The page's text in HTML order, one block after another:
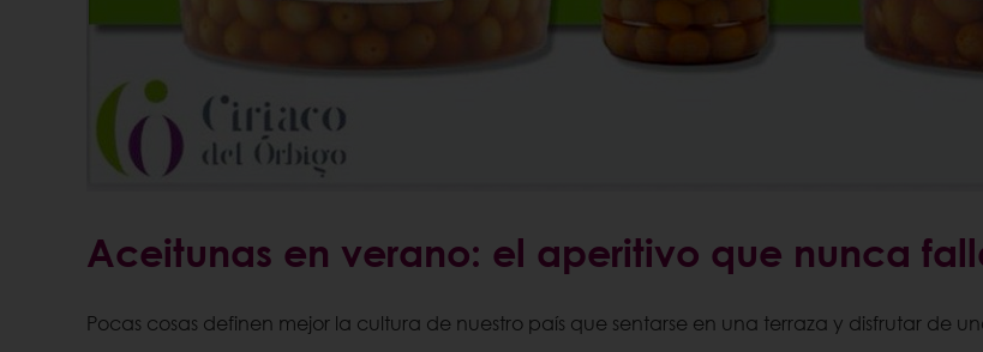
Aceitunas en verano: el aperitivo que nunca
Pocas cosas definen mejor la cultura de nuestro país que sentarse en una terraza y disfrutar de